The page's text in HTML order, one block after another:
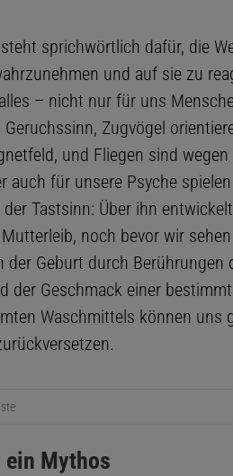
sprichwörtlich dafür, die
und auf sie zu
– nicht nur für uns
Zugvögel
und Fliegen sind
auch für unsere Psyche
Tastsinn: Über ihn
noch bevor wir
Geburt durch Berührungen
der Geschmack einer
Waschmittels können uns
Mythos